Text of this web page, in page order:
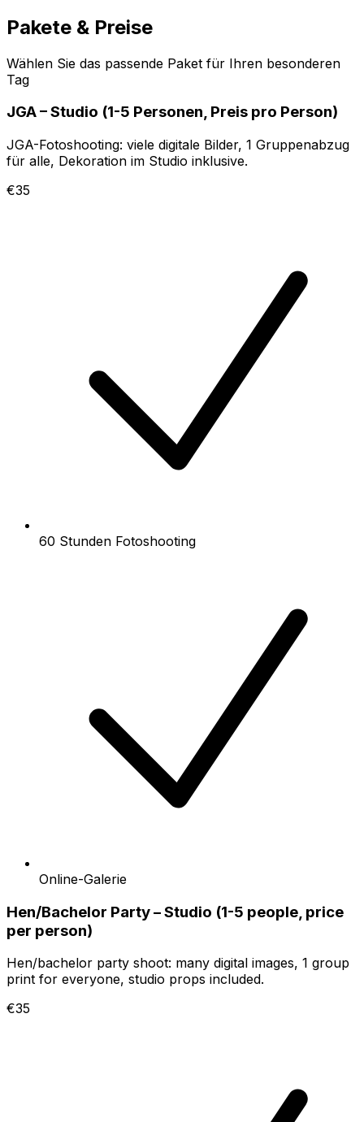
Pakete & Preise
Wählen Sie das passende Paket für Ihren besonderen
Tag
JGA – Studio (1-5 Personen, Preis pro Person)
JGA-Fotoshooting: viele digitale Bilder, 1 Gruppenabzug
für alle, Dekoration im Studio inklusive.
€35
60 Stunden Fotoshooting
Online-Galerie
Hen/Bachelor Party – Studio (1-5 people, price
per person)
Hen/bachelor party shoot: many digital images, 1 group
print for everyone, studio props included.
€35